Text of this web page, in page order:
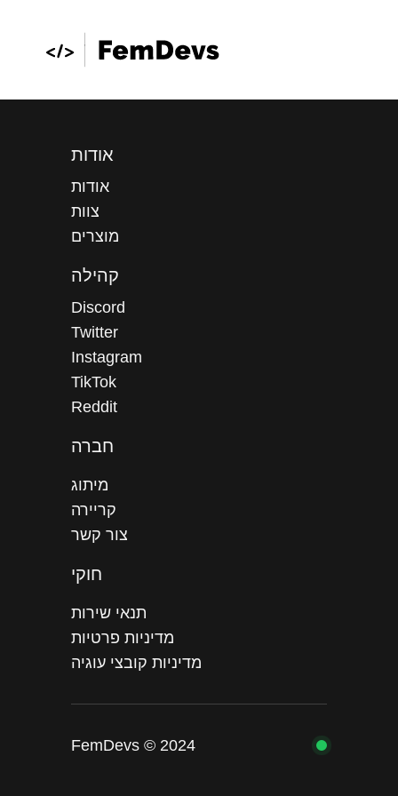
אודות
אודות
צוות
מוצרים
קהילה
Discord
Twitter
Instagram
TikTok
Reddit
חברה
מיתוג
קריירה
צור קשר
חוקי
תנאי שירות
מדיניות פרטיות
מדיניות קובצי עוגיה
FemDevs © 2024